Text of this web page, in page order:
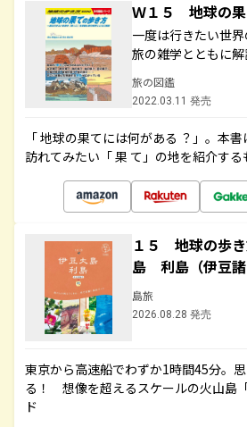
Ｗ１５ 地球の
一度は行きたい世
旅の雑学とともに
旅の図鑑
2022.03.11 発売
「 地球の果てには何がある ？」。本
訪れてみたい「 果 て」の地を紹介する
１５ 地球の歩
島 利島（伊豆
島旅
2026.08.28 発売
東京から高速船でわずか1時間45分。
る！ 想像を超えるスケールの火山島
ド